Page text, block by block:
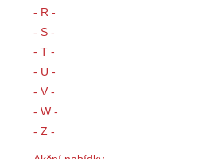
- R -
- S -
- T -
- U -
- V -
- W -
- Z -